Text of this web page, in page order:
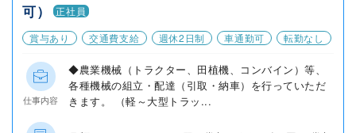
可）
正社員
賞与あり
交通費支給 週休2日制 車通勤可 転勤なし
仕事内容
◆農業機械（トラクター、田植機、コンバイン）等、
各種機械の組立・配達（引取・納車）を行っていただ
きます。 （軽～大型トラッ...